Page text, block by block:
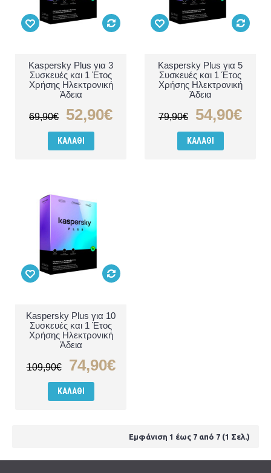
Kaspersky Plus για 3
Συσκευές και 1 Έτος
Χρήσης Ηλεκτρονική
Άδεια
69,90€ 52,90€
ΚΑΛΆΘΙ
Kaspersky Plus για 5
Συσκευές και 1 Έτος
Χρήσης Ηλεκτρονική
Άδεια
79,90€ 54,90€
ΚΑΛΆΘΙ
Kaspersky Plus για 10
Συσκευές και 1 Έτος
Χρήσης Ηλεκτρονική
Άδεια
109,90€ 74,90€
ΚΑΛΆΘΙ
Εμφάνιση 1 έως 7 από 7 (1 Σελ.)